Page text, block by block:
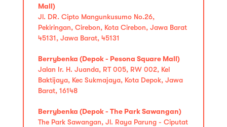
Mall)
Jl. DR. Cipto Mangunkusumo No.26,
Pekiringan, Cirebon, Kota Cirebon, Jawa Barat
45131, Jawa Barat, 45131
Berrybenka (Depok - Pesona Square Mall)
Jalan Ir. H. Juanda, RT 005, RW 002, Kel
Baktijaya, Kec Sukmajaya, Kota Depok, Jawa
Barat, 16148
Berrybenka (Depok - The Park Sawangan)
The Park Sawangan, Jl. Raya Parung - Ciputat